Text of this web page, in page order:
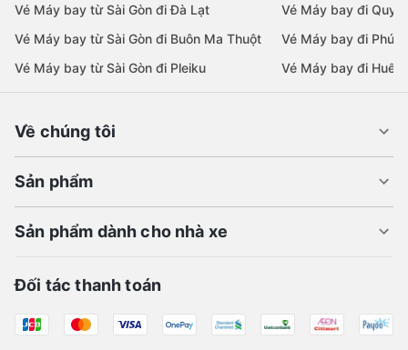
Vé Máy bay từ Sài Gòn đi Đà Lạt
Vé Máy bay từ Sài Gòn đi Buôn Ma Thuột
Vé Máy bay từ Sài Gòn đi Pleiku
Vé Máy bay đi Quy
Vé Máy bay đi Phú
Vé Máy bay đi Huế
Về chúng tôi
Sản phẩm
Sản phẩm dành cho nhà xe
Đối tác thanh toán